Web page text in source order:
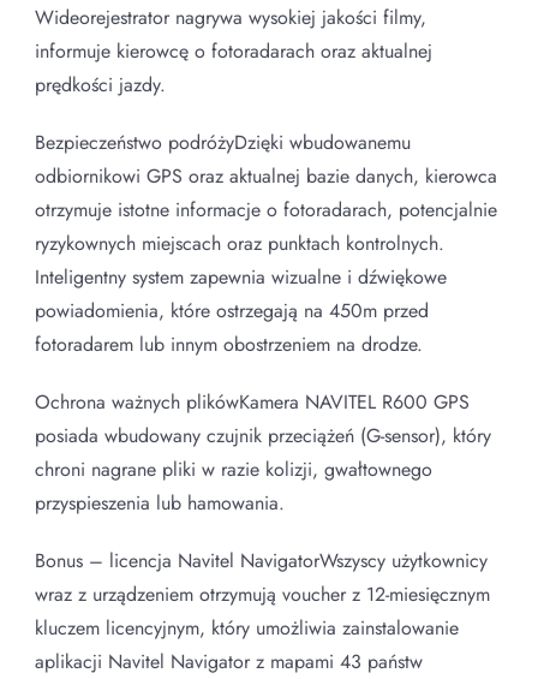
Wideorejestrator nagrywa wysokiej jakości filmy,
informuje kierowcę o fotoradarach oraz aktualnej
prędkości jazdy.
Bezpieczeństwo podróżyDzięki wbudowanemu
odbiornikowi GPS oraz aktualnej bazie danych, kierowca
otrzymuje istotne informacje o fotoradarach, potencjalnie
ryzykownych miejscach oraz punktach kontrolnych.
Inteligentny system zapewnia wizualne i dźwiękowe
powiadomienia, które ostrzegają na 450m przed
fotoradarem lub innym obostrzeniem na drodze.
Ochrona ważnych plikówKamera NAVITEL R600 GPS
posiada wbudowany czujnik przeciążeń (G-sensor), który
chroni nagrane pliki w razie kolizji, gwałtownego
przyspieszenia lub hamowania.
Bonus – licencja Navitel NavigatorWszyscy użytkownicy
wraz z urządzeniem otrzymują voucher z 12-miesięcznym
kluczem licencyjnym, który umożliwia zainstalowanie
aplikacji Navitel Navigator z mapami 43 państw